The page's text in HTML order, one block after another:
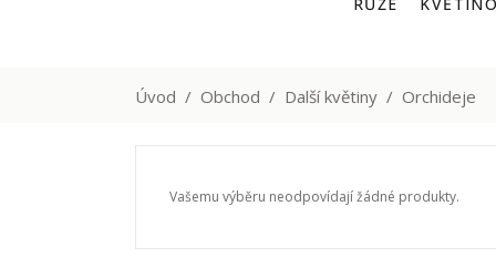
Úvod / Obchod / Další květiny / Orchideje
Vašemu výběru neodpovídají žádné produkty.